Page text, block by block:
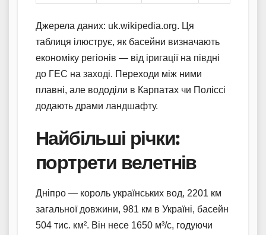
Джерела даних: uk.wikipedia.org. Ця
таблиця ілюструє, як басейни визначають
економіку регіонів — від іригації на півдні
до ГЕС на заході. Переходи між ними
плавні, але вододіли в Карпатах чи Поліссі
додають драми ландшафту.
Найбільші річки:
портрети велетнів
Дніпро — король українських вод, 2201 км
загальної довжини, 981 км в Україні, басейн
504 тис. км². Він несе 1650 м³/с, годуючи